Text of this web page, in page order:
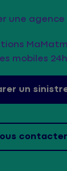
une
mobiles
un
contacter